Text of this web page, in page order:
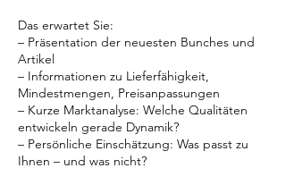
Das erwartet Sie:
– Präsentation der neuesten Bunches und
Artikel
– Informationen zu Lieferfähigkeit,
Mindestmengen, Preisanpassungen
– Kurze Marktanalyse: Welche Qualitäten
entwickeln gerade Dynamik?
– Persönliche Einschätzung: Was passt zu
Ihnen – und was nicht?